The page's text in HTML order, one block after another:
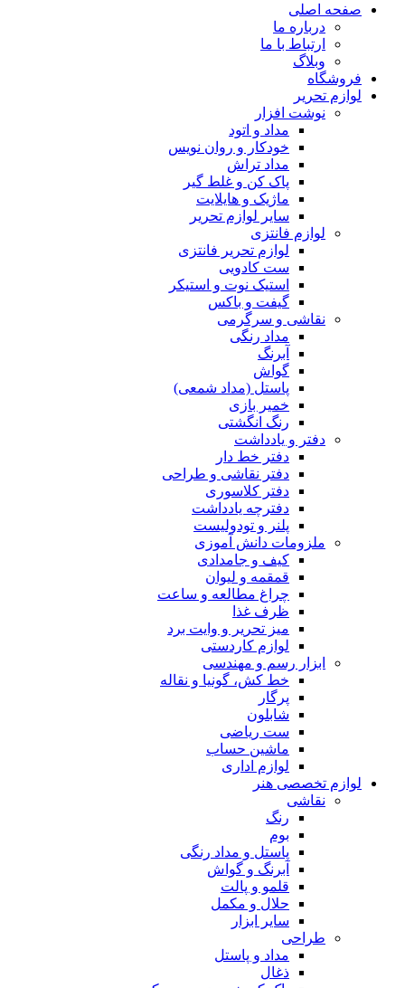
صفحه اصلی
درباره ما
ارتباط با ما
وبلاگ
فروشگاه
لوازم تحریر
نوشت افزار
مداد و اتود
خودکار و روان نویس
مداد تراش
پاک کن و غلط گیر
ماژیک و هایلایت
سایر لوازم تحریر
لوازم فانتزی
لوازم تحریر فانتزی
ست کادویی
استیک نوت و استیکر
گیفت و باکس
نقاشی و سرگرمی
مداد رنگی
آبرنگ
گواش
پاستل (مداد شمعی)
خمیر بازی
رنگ انگشتی
دفتر و یادداشت
دفتر خط دار
دفتر نقاشی و طراحی
دفتر کلاسوری
دفترچه یادداشت
پلنر و تودولیست
ملزومات دانش آموزی
کیف و جامدادی
قمقمه و لیوان
چراغ مطالعه و ساعت
ظرف غذا
میز تحریر و وایت برد
لوازم کاردستی
ابزار رسم و مهندسی
خط کش، گونیا و نقاله
پرگار
شابلون
ست ریاضی
ماشین حساب
لوازم اداری
لوازم تخصصی هنر
نقاشی
رنگ
بوم
پاستل و مداد رنگی
آبرنگ و گواش
قلمو و پالت
حلال و مکمل
سایر ابزار
طراحی
مداد و پاستل
ذغال